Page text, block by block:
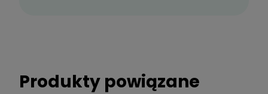
Produkty powiązane